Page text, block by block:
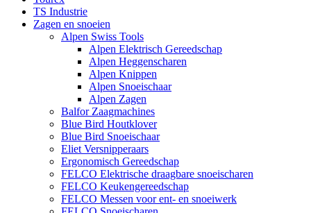
TS Industrie
Zagen en snoeien
Alpen Swiss Tools
Alpen Elektrisch Gereedschap
Alpen Heggenscharen
Alpen Knippen
Alpen Snoeischaar
Alpen Zagen
Balfor Zaagmachines
Blue Bird Houtklover
Blue Bird Snoeischaar
Eliet Versnipperaars
Ergonomisch Gereedschap
FELCO Elektrische draagbare snoeischaren
FELCO Keukengereedschap
FELCO Messen voor ent- en snoeiwerk